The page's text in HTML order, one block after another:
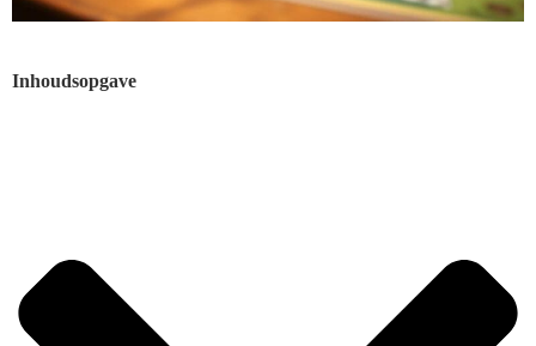
Inhoudsopgave